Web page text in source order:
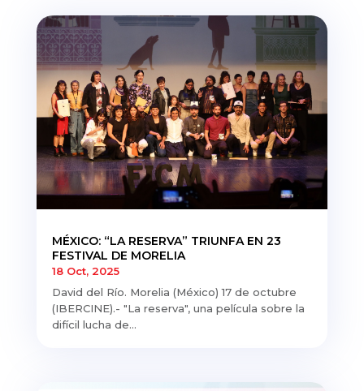
MÉXICO: “LA RESERVA” TRIUNFA EN 23
FESTIVAL DE MORELIA
18 Oct, 2025
David del Río. Morelia (México) 17 de octubre
(IBERCINE).- "La reserva", una película sobre la
difícil lucha de...